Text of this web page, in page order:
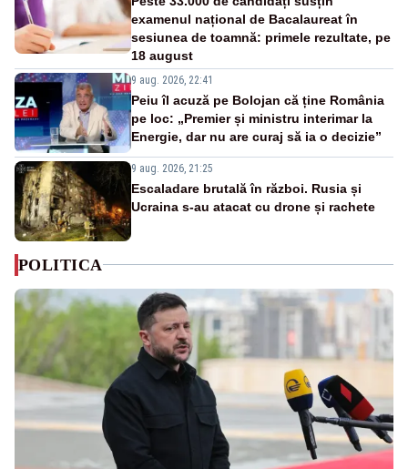
examenul național de Bacalaureat în
sesiunea de toamnă: primele rezultate, pe
18 august
9 aug. 2026, 22:41
Peiu îl acuză pe Bolojan că ține România
pe loc: „Premier și ministru interimar la
Energie, dar nu are curaj să ia o decizie”
9 aug. 2026, 21:25
Escaladare brutală în război. Rusia și
Ucraina s-au atacat cu drone și rachete
POLITICA